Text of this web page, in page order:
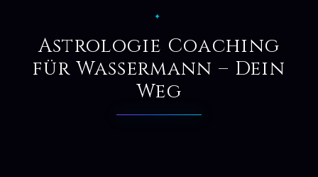
✦
Astrologie Coaching
für Wassermann – Dein
Weg